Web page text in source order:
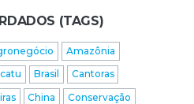
(TAGS)
Amazônia
Brasil
Cantoras
China
Conservação